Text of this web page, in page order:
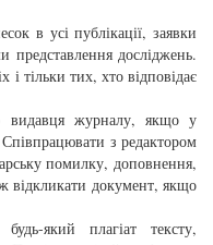
в усі публікації, заявки
представлення досліджень.
тільки тих, хто відповідає
видавця журналу, якщо у
з редактором
помилку, доповнення,
відкликати документ, якщо
який плагіат тексту,